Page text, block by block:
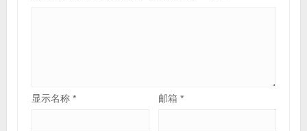
显示名称 * 邮箱*